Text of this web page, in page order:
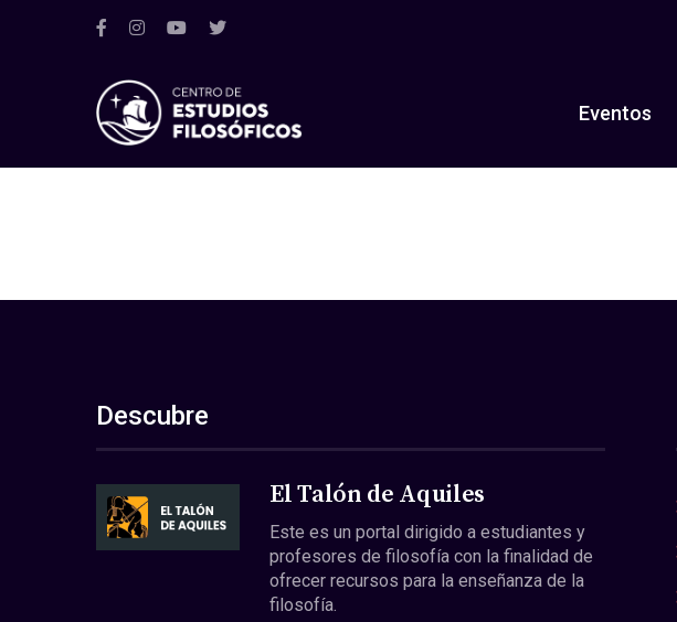
Eventos
Descubre
El Talón de Aquiles
Este es un portal dirigido a estudiantes y
profesores de filosofía con la finalidad de
ofrecer recursos para la enseñanza de la
filosofía.